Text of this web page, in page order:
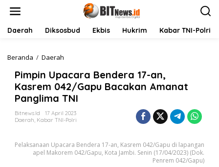
Daerah Diksosbud Ekbis Hukrim Kabar TNI-Polri
Beranda / Daerah
m
p
i
n
U
p
a
r
Pimpin Upacara Bendera 17-an,
Kasrem 042/Gapu Bacakan Amanat
Panglima TNI
Bitnews.id
17 April 2023
Daerah, Kabar TNI-Polri
Pelaksanaan Upacara Bendera 17-an, Kasrem 042/Gapu di lapangan
apel Makorem 042/Gapu, Kota Jambi. Senin (17/04/2023) (Dok.
Penrem 042/Gapu)